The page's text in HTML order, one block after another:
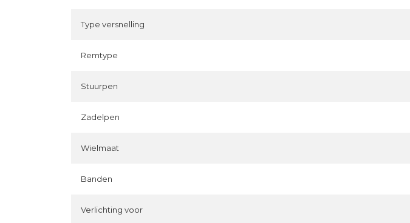
Type versnelling
Remtype
Stuurpen
Zadelpen
Wielmaat
Banden
Verlichting voor